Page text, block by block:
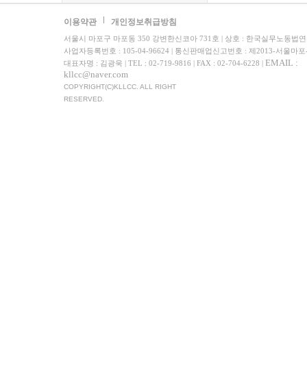
이용약관 개인정보취급방침
서울시 마포구 마포동 350 강변한신코아 731호 | 상호 : 한국실무노동법
사업자등록번호 : 105-04-96624 | 통신판매업신고번호 : 제2013-서울마
대표자명 : 김광욱 | TEL : 02-719-9816 | FAX : 02-704-6228 | EMAIL :
kllcc@naver.com
COPYRIGHT(C)KLLCC. ALL RIGHT
RESERVED.